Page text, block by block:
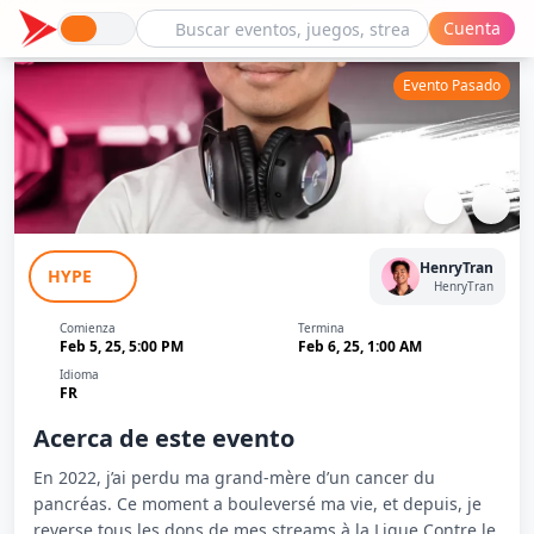
Cuenta
LIVE CARITATIF : F**K CANCER
Evento Pasado
HYPE HenryTran
HenryTran
Comienza
Feb 5, 25, 5:00 PM
Termina
Feb 6, 25, 1:00 AM
Idioma
FR
Acerca de este evento
En 2022, j’ai perdu ma grand-mère d’un cancer du
pancréas. Ce moment a bouleversé ma vie, et depuis, je